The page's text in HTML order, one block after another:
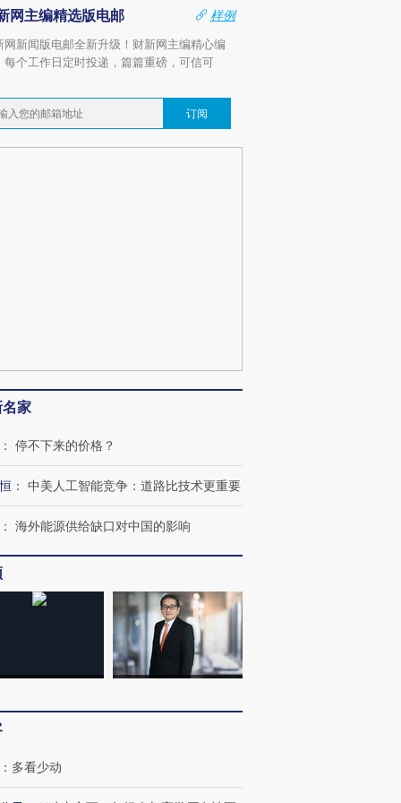
网主编精选版电邮
样例
网新闻版电邮全新升级！财新网主编精心编
每个工作日定时投递，篇篇重磅，可信可
订阅
家
： 停不下来的价格？
： 中美人工智能竞争：道路比技术更重要
： 海外能源供给缺口对中国的影响
： 多看少动